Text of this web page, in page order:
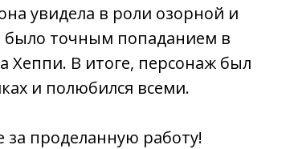
увидела в роли озорной и
было точным попаданием в
Хеппи. В итоге, персонаж был
и полюбился всеми.
за проделанную работу!